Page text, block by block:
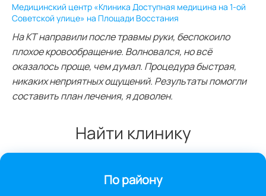
Медицинский центр «Клиника Доступная медицина на 1-ой
Советской улице» на Площади Восстания
На КТ направили после травмы руки, беспокоило
плохое кровообращение. Волновался, но всё
оказалось проще, чем думал. Процедура быстрая,
никаких неприятных ощущений. Результаты помогли
составить план лечения, я доволен.
Найти клинику
По району